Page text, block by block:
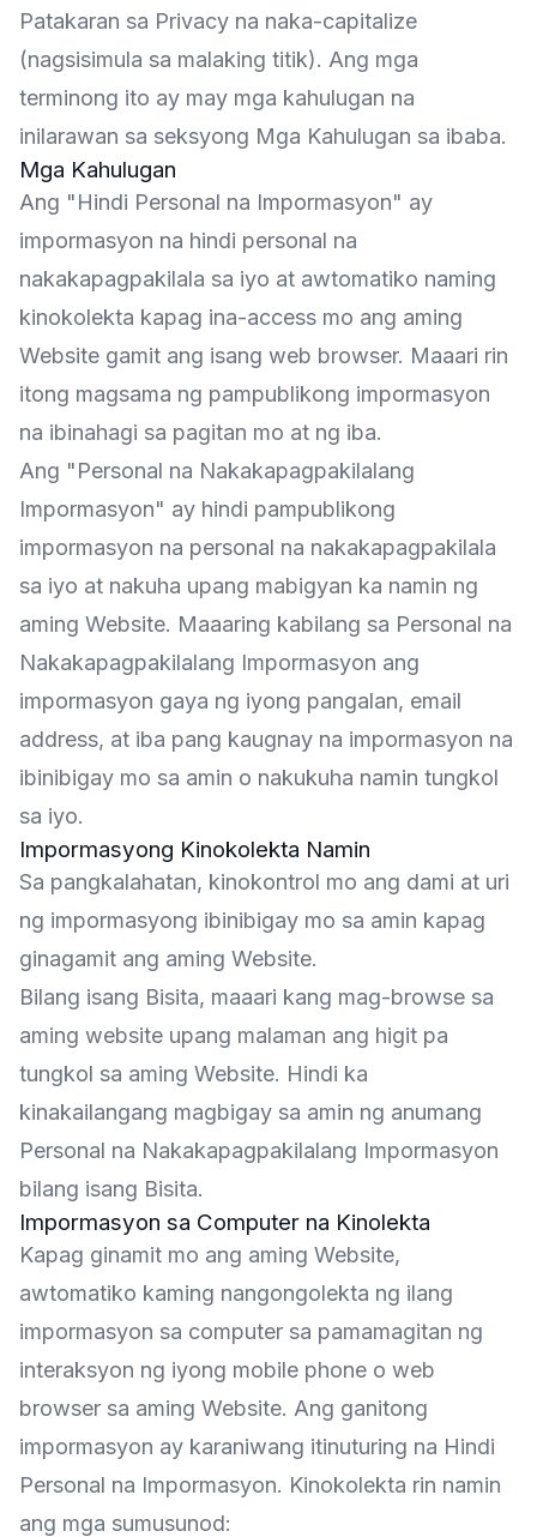
Patakaran sa Privacy na naka-capitalize
(nagsisimula sa malaking titik). Ang mga
terminong ito ay may mga kahulugan na
inilarawan sa seksyong Mga Kahulugan sa ibaba.
Mga Kahulugan
Ang "Hindi Personal na Impormasyon" ay
impormasyon na hindi personal na
nakakapagpakilala sa iyo at awtomatiko naming
kinokolekta kapag ina-access mo ang aming
Website gamit ang isang web browser. Maaari rin
itong magsama ng pampublikong impormasyon
na ibinahagi sa pagitan mo at ng iba.
Ang "Personal na Nakakapagpakilalang
Impormasyon" ay hindi pampublikong
impormasyon na personal na nakakapagpakilala
sa iyo at nakuha upang mabigyan ka namin ng
aming Website. Maaaring kabilang sa Personal na
Nakakapagpakilalang Impormasyon ang
impormasyon gaya ng iyong pangalan, email
address, at iba pang kaugnay na impormasyon na
ibinibigay mo sa amin o nakukuha namin tungkol
sa iyo.
Impormasyong Kinokolekta Namin
Sa pangkalahatan, kinokontrol mo ang dami at uri
ng impormasyong ibinibigay mo sa amin kapag
ginagamit ang aming Website.
Bilang isang Bisita, maaari kang mag-browse sa
aming website upang malaman ang higit pa
tungkol sa aming Website. Hindi ka
kinakailangang magbigay sa amin ng anumang
Personal na Nakakapagpakilalang Impormasyon
bilang isang Bisita.
Impormasyon sa Computer na Kinolekta
Kapag ginamit mo ang aming Website,
awtomatiko kaming nangongolekta ng ilang
impormasyon sa computer sa pamamagitan ng
interaksyon ng iyong mobile phone o web
browser sa aming Website. Ang ganitong
impormasyon ay karaniwang itinuturing na Hindi
Personal na Impormasyon. Kinokolekta rin namin
ang mga sumusunod: